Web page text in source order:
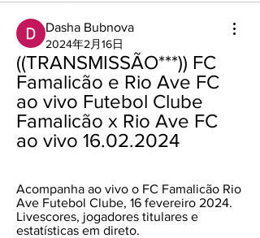
Dasha Bubnova
2024年2月16日
((TRANSMISSÃO***)) FC
Famalicão e Rio Ave FC
ao vivo Futebol Clube
Famalicão x Rio Ave FC
ao vivo 16.02.2024
Acompanha ao vivo o FC Famalicão Rio
Ave Futebol Clube, 16 fevereiro 2024.
Livescores, jogadores titulares e
estatísticas em direto.